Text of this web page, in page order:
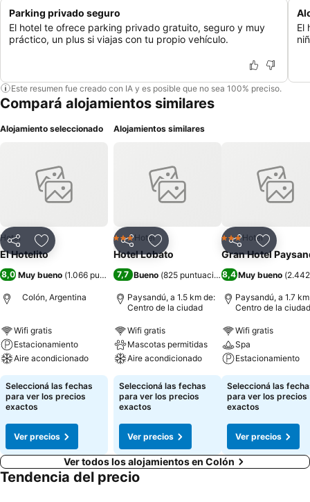
Parking privado seguro
El hotel te ofrece parking privado gratuito, seguro y muy
práctico, un plus si viajas con tu propio vehículo.
El
Este resumen fue creado con IA y es posible que no sea 100% preciso.
Compará alojamientos similares
Alojamiento seleccionado
CompartirAñadir a favoritos
Hotel
El Hotelito
8,0 Muy bueno (1.066 puntuaciones)
Colón, Argentina
Wifi gratis
Estacionamiento
Aire acondicionado
Seleccioná las fechas
para ver los precios
exactos
Ver precios
Alojamientos similares
CompartirAñadir a favoritos
3 Estrellas
Hotel
Hotel Lobato
7,7 Bueno (825 puntuaciones)
Paysandú, a 1.5 km de:
Centro de la ciudad
Wifi gratis
Mascotas permitidas
Aire acondicionado
Seleccioná las fechas
para ver los precios
exactos
Ver precios
CompartirAñadir
3 Estrellas
Hotel
Gran Hotel
8,4Muy bueno (
Paysandú, a 1.7
Centro de la ciudad
Wifi gratis
Spa
Estacionamiento
Seleccioná las
para ver los precios
exactos
Ver precios
Ver todos los alojamientos en Colón
Tendencia del precio